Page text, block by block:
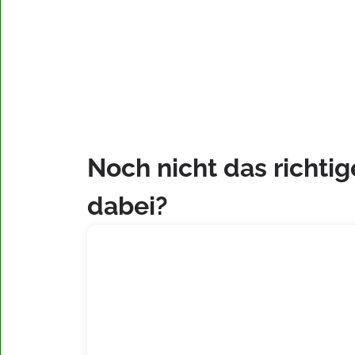
Noch nicht das
dabei?